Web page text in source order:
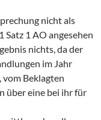
nicht als
Satz 1 AO angesehen
nichts, da der
im Jahr
vom Beklagten
über eine bei ihr für